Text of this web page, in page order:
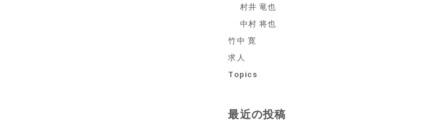
村井 竜也
中村 将也
竹中 寛
求人
Topics
最近の投稿